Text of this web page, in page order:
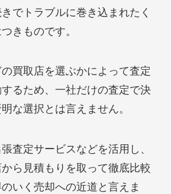
でトラブルに巻き込まれたく
きものです。
買取店を選ぶかによって査定
るため、一社だけの査定で決
な選択とは言えません。
査定サービスなどを活用し、
ら見積もりを取って徹底比較
いく売却への近道と言えま